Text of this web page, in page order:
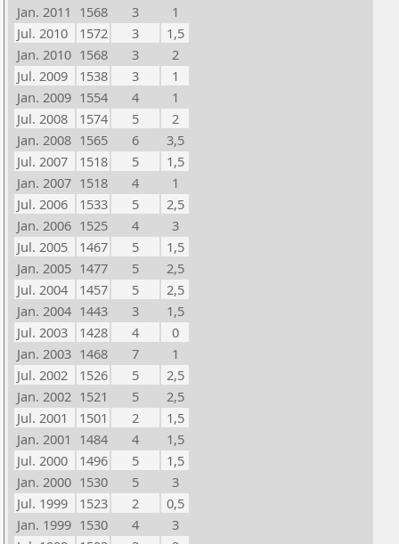
Jan. 2011 1568 3
1
Jul. 2010
1572 3
1,5
Jan. 2010 1568 3
2
Jul. 2009
1538 3
1
Jan. 2009 1554 4
1
Jul. 2008
1574 5
2
Jan. 2008 1565 6
3,5
Jul. 2007
1518 5
1,5
Jan. 2007 1518 4
1
Jul. 2006
1533 5
2,5
Jan. 2006 1525 4
3
Jul. 2005
1467 5
1,5
Jan. 2005 1477 5
2,5
Jul. 2004
1457 5
2,5
Jan. 2004 1443 3
1,5
Jul. 2003
1428 4
0
Jan. 2003 1468 7
1
Jul. 2002
1526 5
2,5
Jan. 2002 1521 5
2,5
Jul. 2001
1501 2
1,5
Jan. 2001 1484 4
1,5
Jul. 2000
1496 5
1,5
Jan. 2000 1530 5
3
Jul. 1999
1523 2
0,5
Jan. 1999 1530 4
3